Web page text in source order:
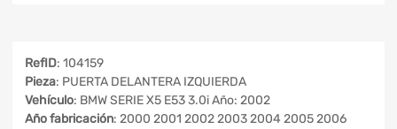
RefID: 104159
Pieza: PUERTA DELANTERA IZQUIERDA
Vehículo: BMW SERIE X5 E53 3.0i Año: 2002
Año fabricación: 2000 2001 2002 2003 2004 2005 2006